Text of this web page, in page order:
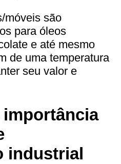
móveis são
para óleos
e até mesmo
de uma temperatura
seu valor e
industrial